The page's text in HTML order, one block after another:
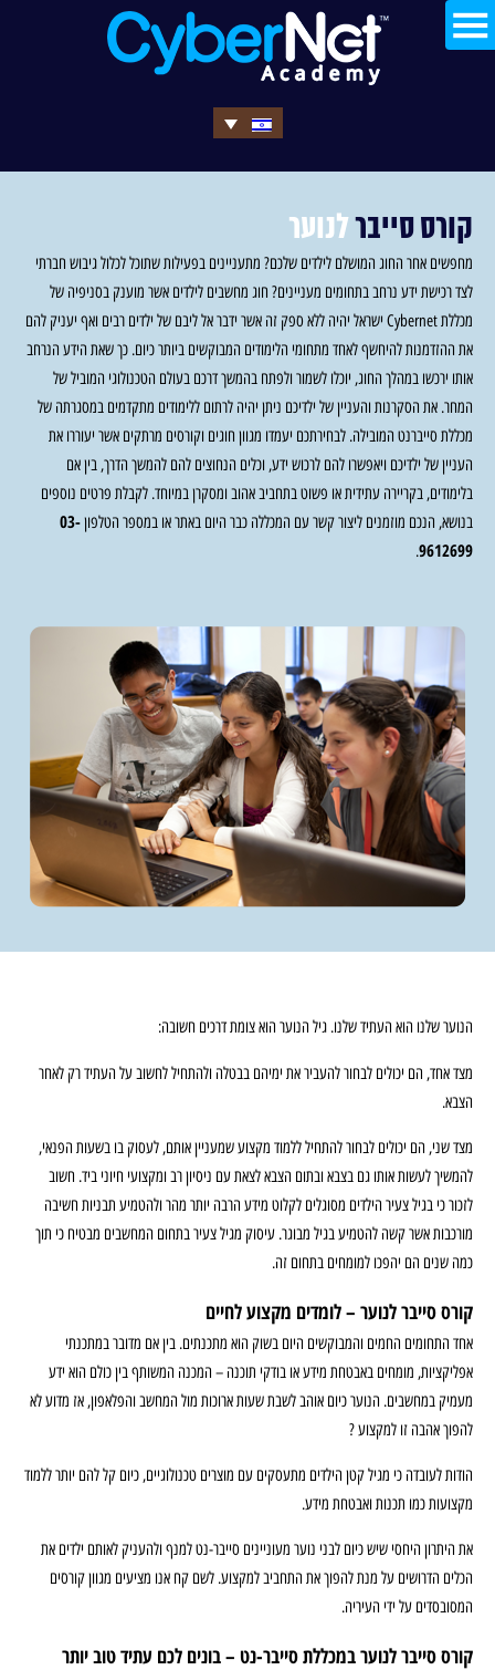
קורס סייברלנוער
מחפשים אחר החוג המושלם לילדים שלכם? מתעניינים בפעילות שתוכל לכלול גיבוש חברתי
לצד רכישת ידע נרחב בתחומים מעניינים? חוג מחשבים לילדים אשר מוענק בסניפיה של
מכללת Cybernet ישראל יהיה ללא ספק זה אשר ידבר אל ליבם של ילדים רבים ואף יעניק להם
את ההזדמנות להיחשף לאחד מתחומי הלימודים המבוקשים ביותר כיום. כך שאת הידע הנרחב
אותו ירכשו במהלך החוג, יוכלו לשמור ולפתח בהמשך דרכם בעולם הטכנולוגי המוביל של
המחר. את הסקרנות והעניין של ילדיכם ניתן יהיה לרתום ללימודים מתקדמים במסגרתה של
מכללת סייברנט המובילה. לבחירתכם יעמדו מגוון חוגים וקורסים מרתקים אשר יעוררו את
העניין של ילדיכם ויאפשרו להם לרכוש ידע, וכלים הנחוצים להם להמשך הדרך, בין אם
בלימודים, בקריירה עתידית או פשוט בתחביב אהוב ומסקרן במיוחד. לקבלת פרטים נוספים
בנושא, הנכם מוזמנים ליצור קשר עם המכללה כבר היום באתר או במספר הטלפון03-
9612699
.
הנוער שלנו הוא העתיד שלנו. גיל הנוער הוא צומת דרכים חשובה:
מצד אחד, הם יכולים לבחור להעביר את ימיהם בבטלה ולהתחיל לחשוב על העתיד רק לאחר
הצבא.
מצד שני, הם יכולים לבחור להתחיל ללמוד מקצוע שמעניין אותם, לעסוק בו בשעות הפנאי,
להמשיך לעשות אותו גם בצבא ובתום הצבא לצאת עם ניסיון רב ומקצועי חיוני ביד. חשוב
לזכור כי בגיל צעיר הילדים מסוגלים לקלוט מידע הרבה יותר מהר ולהטמיע תבניות חשיבה
מורכבות אשר קשה להטמיע בגיל מבוגר. עיסוק מגיל צעיר בתחום המחשבים מבטיח כי תוך
כמה שנים הם יהפכו למומחים בתחום זה.
קורס סייבר לנוער – לומדים מקצוע לחיים
אחד התחומים החמים והמבוקשים היום בשוק הוא מתכנתים. בין אם מדובר במתכנתי
אפליקציות, מומחים באבטחת מידע או בודקי תוכנה – המכנה המשותף בין כולם הוא ידע
מעמיק במחשבים. הנוער כיום אוהב לשבת שעות ארוכות מול המחשב והפלאפון, אז מדוע לא
להפוך אהבה זו למקצוע ?
הודות לעובדה כי מגיל קטן הילדים מתעסקים עם מוצרים טכנולוגיים, כיום קל להם יותר ללמוד
מקצועות כמו תכנות ואבטחת מידע.
את היתרון היחסי שיש כיום לבני נוער מעוניינים סייבר-נט למנף ולהעניק לאותם ילדים את
הכלים הדרושים על מנת להפוך את התחביב למקצוע. לשם קח אנו מציעים מגוון קורסים
המסובסדים על ידי העיריה.
קורס סייבר לנוער במכללת סייבר-נט – בונים לכם עתיד טוב יותר